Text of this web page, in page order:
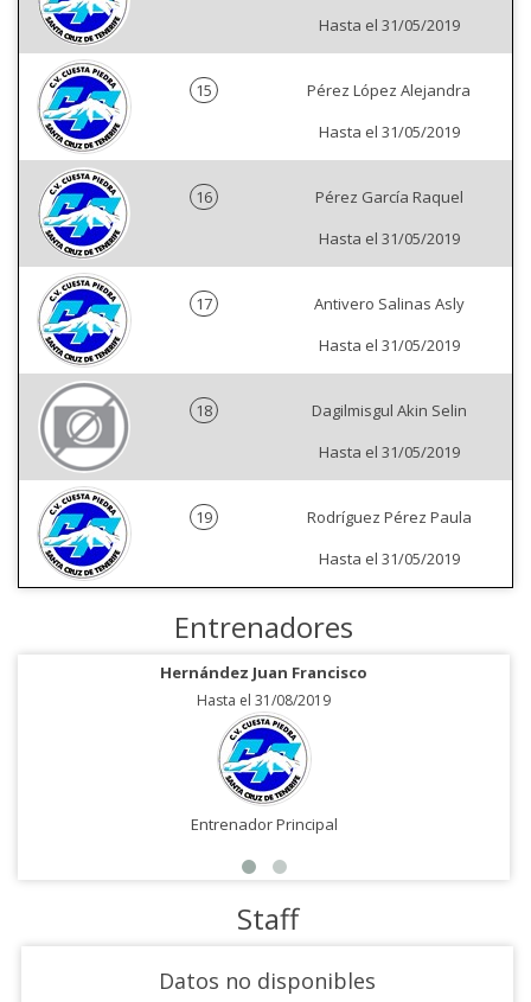
Hasta el 31/05/2019
15
Pérez López Alejandra
Hasta el 31/05/2019
16
Pérez García Raquel
Hasta el 31/05/2019
17
Antivero Salinas Asly
Hasta el 31/05/2019
18
Dagilmisgul Akin Selin
Hasta el 31/05/2019
19
Rodríguez Pérez Paula
Hasta el 31/05/2019
Entrenadores
Hernández Juan Francisco
Hasta el 31/08/2019
Entrenador Principal
Staff
Datos no disponibles